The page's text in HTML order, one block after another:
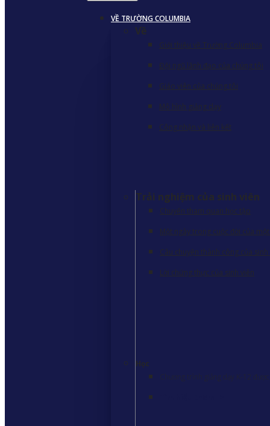
VỀ TRƯỜNG COLUMBIA
Về
Giới thiệu về Trường Columbia
Đội ngũ lãnh đạo của chúng tôi
Giáo viên của chúng tôi
Mô hình giảng dạy
Công nhận và liên kết
Trải nghiệm của sinh viên
Chuyến tham quan học tập
Một ngày trong cuộc đời của
Câu chuyện thành công của sinh
Lời chứng thực của sinh viên
Học
Chương trình giảng dạy K-12